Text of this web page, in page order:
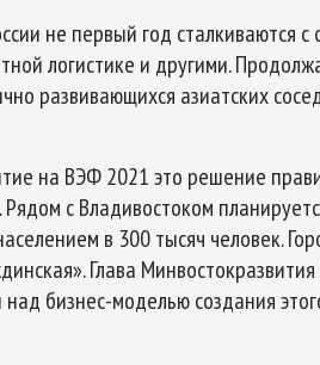
не первый год сталкиваются с
логистике и другими.
развивающихся азиатских
на ВЭФ 2021 это решение
с Владивостоком
в 300 тысяч человек.
Глава
бизнес-моделью создания